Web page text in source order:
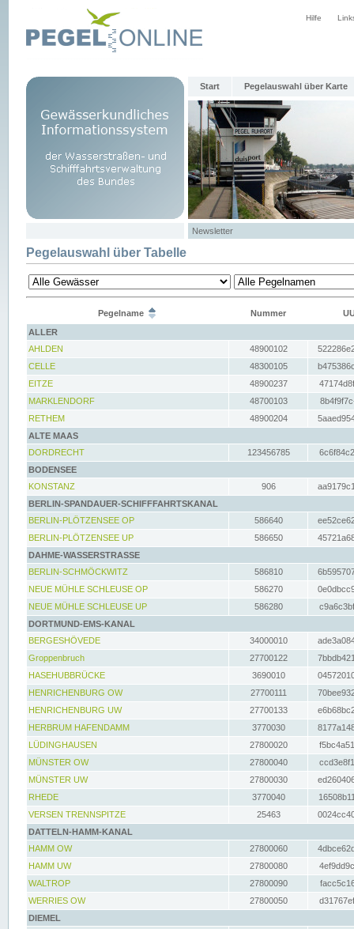
Hilfe
Start Pegelauswahl über Karte
Newsletter
Pegelauswahl über Tabelle
Pegelname Nummer
ALLER
AHLDEN
48900102
CELLE
48300105
EITZE
48900237
MARKLENDORF
48700103
RETHEM
48900204
ALTE MAAS
DORDRECHT
123456785
BODENSEE
KONSTANZ
906
BERLIN-SPANDAUER-SCHIFFFAHRTSKANAL
BERLIN-PLÖTZENSEE OP
586640
BERLIN-PLÖTZENSEE UP
586650
DAHME-WASSERSTRASSE
BERLIN-SCHMÖCKWITZ
586810
NEUE MÜHLE SCHLEUSE OP
586270
NEUE MÜHLE SCHLEUSE UP
586280
DORTMUND-EMS-KANAL
BERGESHÖVEDE
34000010
Groppenbruch
27700122
HASEHUBBRÜCKE
3690010
HENRICHENBURG OW
27700111
HENRICHENBURG UW
27700133
HERBRUM HAFENDAMM
3770030
LÜDINGHAUSEN
27800020
MÜNSTER OW
27800040
MÜNSTER UW
27800030
RHEDE
3770040
VERSEN TRENNSPITZE
25463
DATTELN-HAMM-KANAL
HAMM OW
27800060
HAMM UW
27800080
WALTROP
27800090
WERRIES OW
27800050
DIEMEL